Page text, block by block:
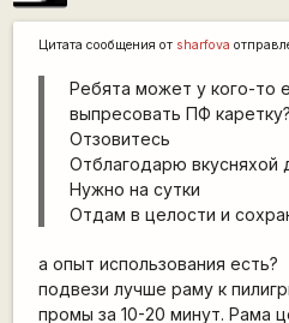
Цитата сообщения от sharfova
Ребята может у кого-то
выпресовать ПФ каретку?
Отзовитесь
Отблагодарю вкусняхой
Нужно на сутки
Отдам в целости и
а опыт использования есть?
подвези лучше раму к
промы за 10-20 минут. Рама